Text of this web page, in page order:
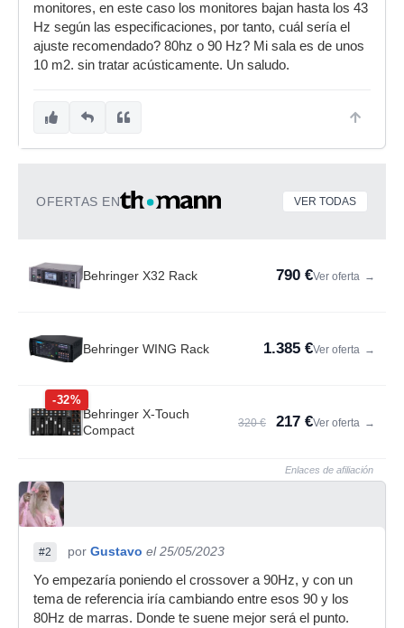
monitores, en este caso los monitores bajan hasta los 43
Hz según las especificaciones, por tanto, cuál sería el
ajuste recomendado? 80hz o 90 Hz? Mi sala es de unos
10 m2. sin tratar acústicamente. Un saludo.
OFERTAS EN VER TODAS
Behringer X32 Rack 790 €Ver oferta →
Behringer WING Rack 1.385 €Ver oferta →
-32%
Behringer X-Touch
Compact
320 € 217 €Ver oferta →
Enlaces de afiliación
#2 por Gustavo el 25/05/2023
Yo empezaría poniendo el crossover a 90Hz, y con un
tema de referencia iría cambiando entre esos 90 y los
80Hz de marras. Donde te suene mejor será el punto.